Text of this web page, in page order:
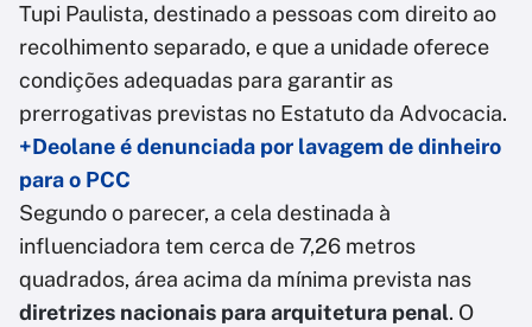
Tupi Paulista, destinado a pessoas com direito ao
recolhimento separado, e que a unidade oferece
condições adequadas para garantir as
prerrogativas previstas no Estatuto da Advocacia.
+Deolane é denunciada por lavagem de dinheiro
para o PCC
Segundo o parecer, a cela destinada à
influenciadora tem cerca de 7,26 metros
quadrados, área acima da mínima prevista nas
diretrizes nacionais para arquitetura penal. O